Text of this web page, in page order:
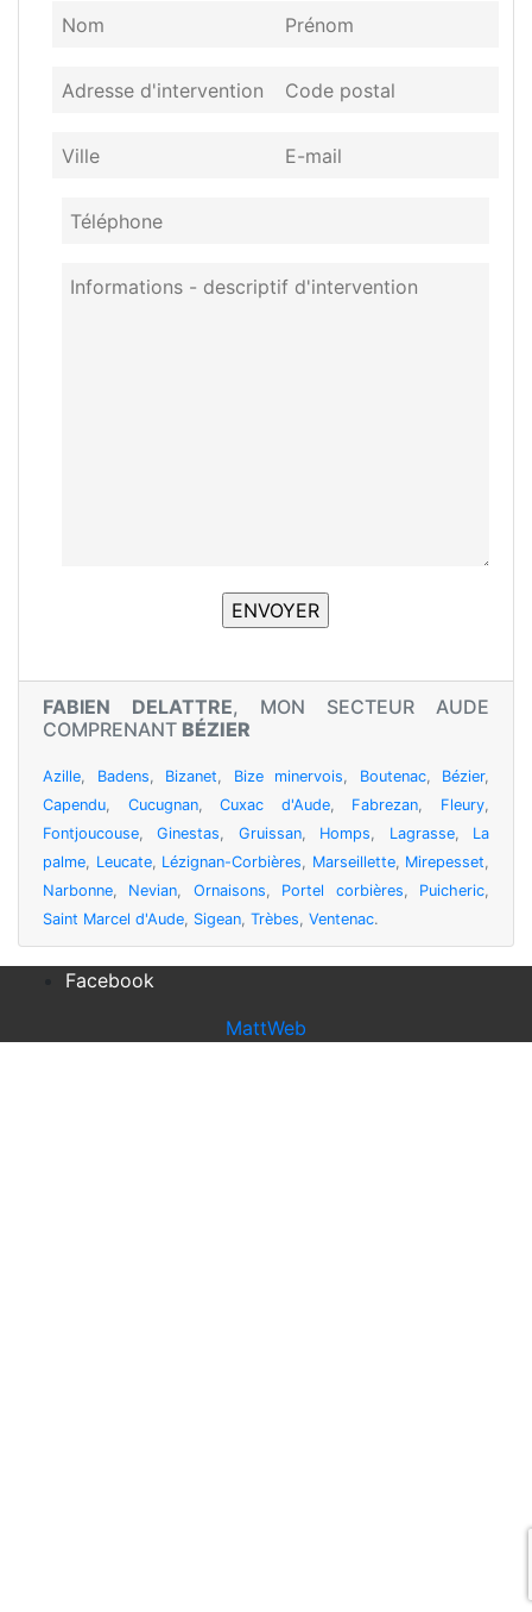
FABIEN DELATTRE, MON SECTEUR AUDE
COMPRENANT BÉZIER
Azille, Badens, Bizanet, Bize minervois, Boutenac, Bézier,
Capendu, Cucugnan,Cuxac d'Aude, Fabrezan, Fleury,
Fontjoucouse,Ginestas, Gruissan, Homps, Lagrasse, La
palme, Leucate, Lézignan-Corbières, Marseillette, Mirepesset,
Narbonne, Nevian, Ornaisons, Portel corbières, Puicheric,
Saint Marcel d'Aude, Sigean, Trèbes, Ventenac.
Facebook
MattWeb